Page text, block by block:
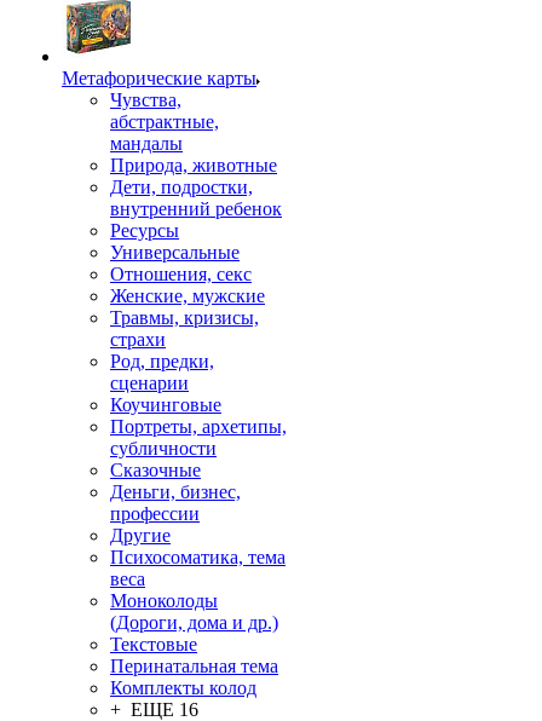
Mетафорические карты
Чувства,
абстрактные,
мандалы
Природа, животные
Дети, подростки,
внутренний ребенок
Ресурсы
Универсальные
Отношения, секс
Женские, мужские
Травмы, кризисы,
страхи
Род, предки,
сценарии
Коучинговые
Портреты, архетипы,
субличности
Сказочные
Деньги, бизнес,
профессии
Другие
Психосоматика, тема
веса
Моноколоды
(Дороги, дома и др.)
Текстовые
Перинатальная тема
Комплекты колод
+ ЕЩЕ 16